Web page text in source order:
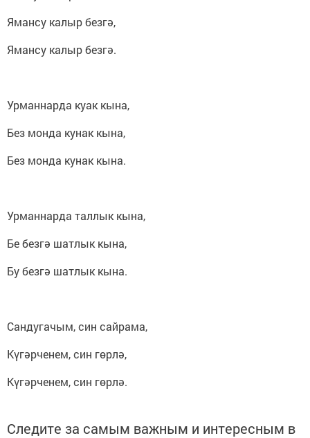
Ямансу калыр безгә,
Ямансу калыр безгә.
Урманнарда куак кына,
Без монда кунак кына,
Без монда кунак кына.
Урманнарда таллык кына,
Бе безгә шатлык кына,
Бу безгә шатлык кына.
Сандугачым, син сайрама,
Күгәрченем, син гөрлә,
Күгәрченем, син гөрлә.
Следите за самым важным и интересным в